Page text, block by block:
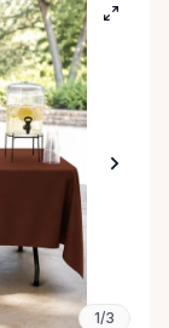
1/3